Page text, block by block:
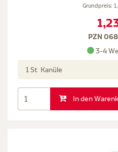
Grundpreis:
PZN
3-4
1 St Kanüle
In den